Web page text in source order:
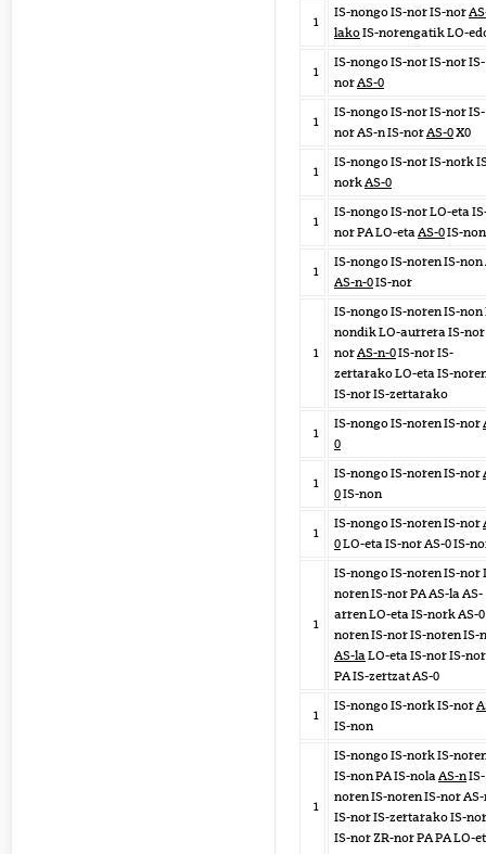
1
IS-nongo IS-nor IS-nor
lakoIS-norengatik LO-
1
IS-nongo IS-nor IS-nor IS-
norAS-0
1
IS-nongo IS-nor IS-nor IS-
nor AS-n IS-norAS-0X0
1
IS-nongo IS-nor IS-nork
norkAS-0
1
IS-nongo IS-nor LO-eta
nor PA LO-etaAS-0IS-non
1
IS-nongo IS-noren IS-non
AS-n-0IS-nor
1
IS-nongo IS-noren IS-non
nondik LO-aurrera IS-nor
norAS-n-0IS-nor IS-
zertarako LO-eta IS-
IS-nor IS-zertarako
1
IS-nongo IS-noren IS-nor
0
1
IS-nongo IS-noren IS-nor
0IS-non
1
IS-nongo IS-noren IS-nor
0LO-eta IS-nor AS-0 IS-
1
IS-nongo IS-noren IS-nor
noren IS-nor PA AS-la AS-
arren LO-eta IS-nork AS-0
noren IS-nor IS-noren IS-
AS-laLO-eta IS-nor IS-
PA IS-zertzat AS-0
1
IS-nongo IS-nork IS-nor
IS-non
1
IS-nongo IS-nork IS-
IS-non PA IS-nolaAS-nIS-
noren IS-noren IS-nor
IS-nor IS-zertarako IS-nor
IS-nor ZR-nor PA PA LO-